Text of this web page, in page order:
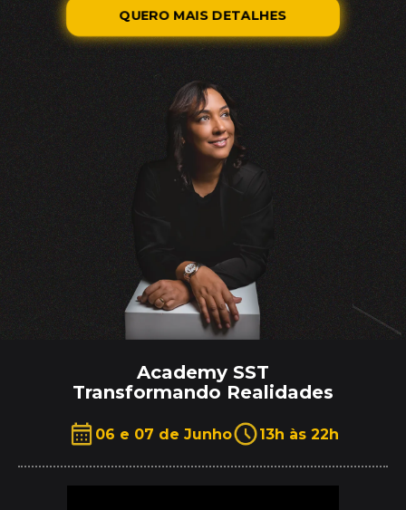
QUERO MAIS DETALHES
Academy SST
Transformando Realidades
06 e 07 de Junho 13h às 22h